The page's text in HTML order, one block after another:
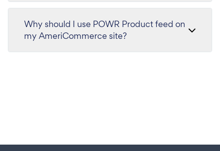
Why should I use POWR Product feed on
my AmeriCommerce site?